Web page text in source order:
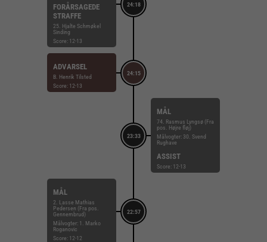
24:18
FORÅRSAGEDE
STRAFFE
25. Hjalte Schmøkel
Sinding
Score: 12-13
24:15
ADVARSEL
B. Henrik Tilsted
Score: 12-13
23:33
MÅL
74. Rasmus Lyngsø (Fra
pos. Højre fløj)
Målvogter: 30. Svend
Rughave
ASSIST
Score: 12-13
22:57
MÅL
2. Lasse Mathias
Pedersen (Fra pos.
Gennembrud)
Målvogter: 1. Marko
Roganovic
Score: 12-12